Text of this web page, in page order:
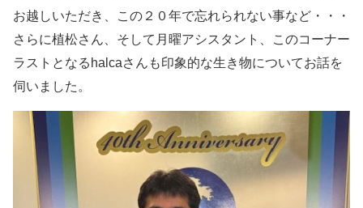
お越しいただき、
この２０年で忘れられない事など・・・
さらに植松さん、そして月曜アシスタント、このコーナー
ラストとなるhalcaさんも印象的な生き物についてお話を
伺いました。